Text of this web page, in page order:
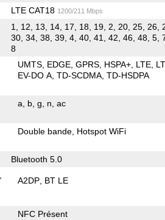
LTE CAT18 1200/211 Mbps
1, 12, 13, 14, 17, 18, 19, 2, 20, 25, 26,
30, 34, 38, 39, 4, 40, 41, 42, 46, 48, 5,
8
UMTS EDGE GPRS HSPA+ LTE
EV-DO A TD-SCDMA TD-HSDPA
a b g n ac
Double bande Hotspot WiFi
Bluetooth 5.0
A2DP BT LE
NFC Présent